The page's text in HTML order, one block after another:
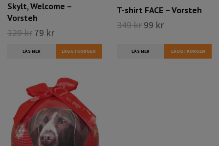
Skylt, Welcome –
Vorsteh
129 kr 79 kr
LÄS MER
T-shirt FACE – Vorsteh
349 kr 99 kr
LÄS MER LÄGG I KORGEN